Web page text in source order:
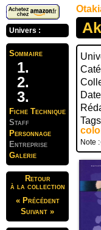
Univers :
Sommaire
Fiche Technique
Staff
Personnage
Entreprise
Galerie
Retour
à la collection
« Précédent
Suivant »
Note :